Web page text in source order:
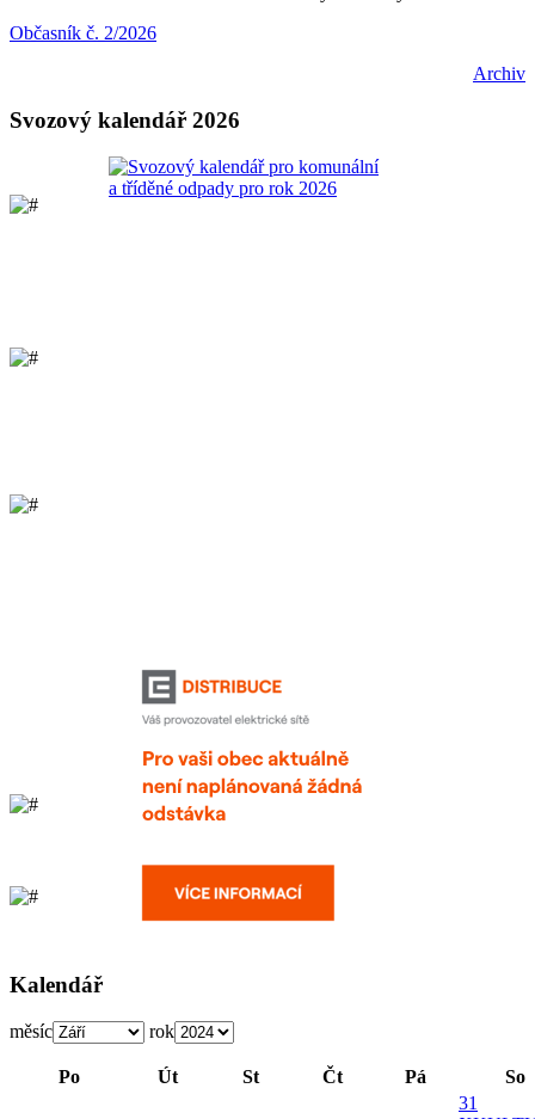
Občasník č. 2/2026
Archiv
Svozový kalendář 2026
Kalendář
měsíc rok
Po Út St Čt Pá So
31